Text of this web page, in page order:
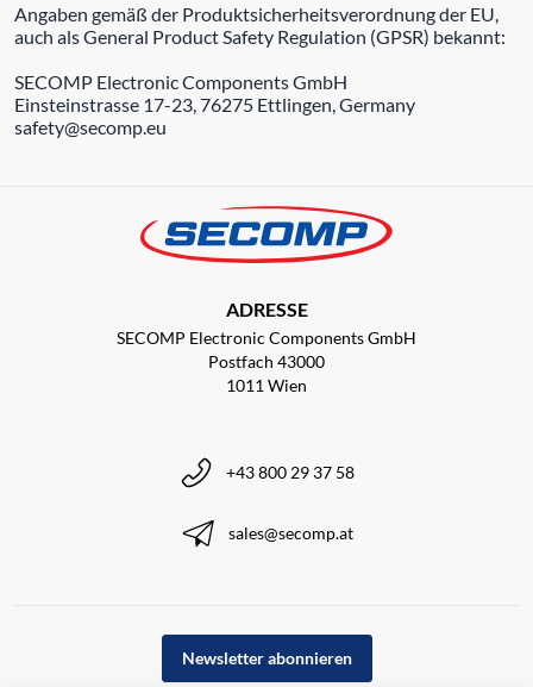
Angaben gemäß der Produktsicherheitsverordnung der EU,
auch als General Product Safety Regulation (GPSR) bekannt:
SECOMP Electronic Components GmbH
Einsteinstrasse 17-23, 76275 Ettlingen, Germany
safety@secomp.eu
ADRESSE
SECOMP Electronic Components GmbH
Postfach 43000
1011 Wien
+43 800 29 37 58
sales@secomp.at
Newsletter abonnieren